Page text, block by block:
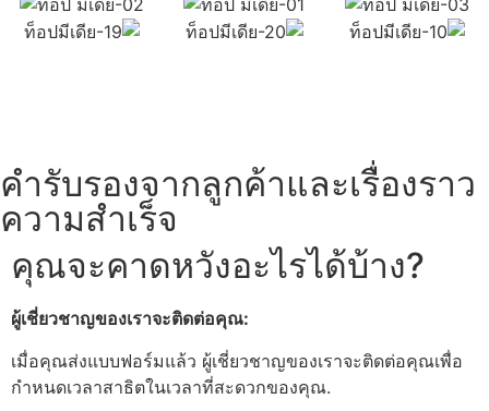
คำรับรองจากลูกค้าและเรื่องราว
ความสำเร็จ
คุณจะคาดหวังอะไรได้บ้าง?
ผู้เชี่ยวชาญของเราจะติดต่อคุณ:
เมื่อคุณส่งแบบฟอร์มแล้ว ผู้เชี่ยวชาญของเราจะติดต่อคุณเพื่อ
กำหนดเวลาสาธิตในเวลาที่สะดวกของคุณ.